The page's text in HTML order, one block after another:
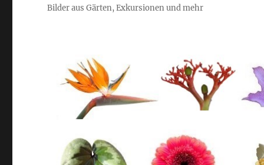
Bilder aus Gärten, Exkursionen und mehr